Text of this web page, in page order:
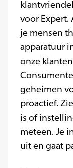
voor Expert.
je mensen
apparatuur
onze
geheimen
proactief.
is of
meteen. Je
uit en gaat